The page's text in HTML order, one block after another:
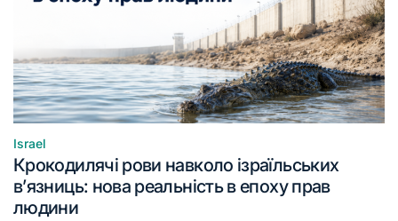
Israel
Крокодилячі рови навколо ізраїльських
в’язниць: нова реальність в епоху прав
людини